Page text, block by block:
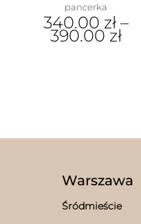
pancerka
340.00 zł–
390.00 zł
produktu
Warszawa
Śródmieście